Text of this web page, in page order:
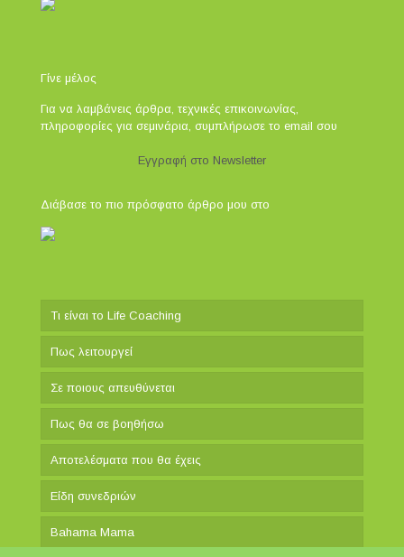
Γίνε μέλος
Για να λαμβάνεις άρθρα, τεχνικές επικοινωνίας,
πληροφορίες για σεμινάρια, συμπλήρωσε το email σου
Εγγραφή στο Newsletter
Διάβασε το πιο πρόσφατο άρθρο μου στο
Τι είναι το Life Coaching
Πως λειτουργεί
Σε ποιους απευθύνεται
Πως θα σε βοηθήσω
Αποτελέσματα που θα έχεις
Είδη συνεδριών
Bahama Mama